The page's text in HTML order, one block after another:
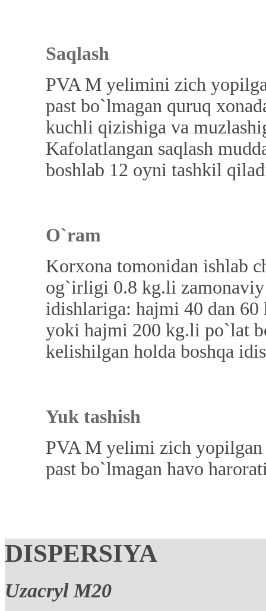
Saqlash
PVA M yelimini zich
past bo`lmagan quruq
kuchli qizishiga va
Kafolatlangan saqlash
boshlab 12 oyni tashkil
O`ram
Korxona tomonidan ishlab
og`irligi 0.8 kg.li
idishlariga: hajmi 40 dan
yoki hajmi 200 kg.li po`lat
kelishilgan holda boshqa
Yuk tashish
PVA M yelimi zich yopilgan
past bo`lmagan havo
DISPERSIYA
Uzacryl M20